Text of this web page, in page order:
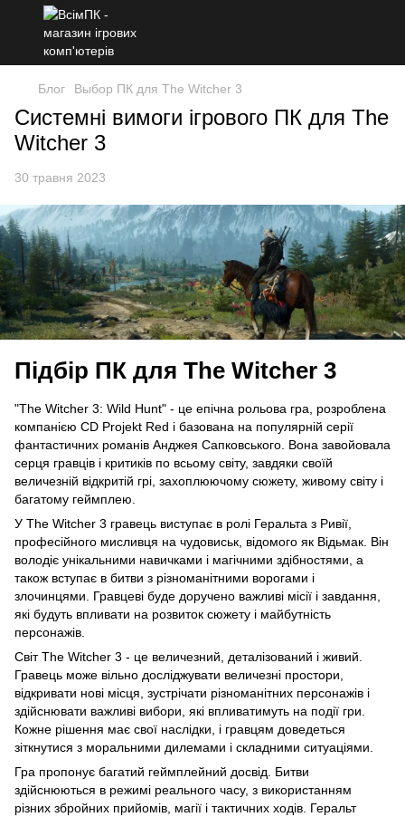
Блог Выбор ПК для The Witcher 3
Системні вимоги ігрового ПК для The
Witcher 3
30 травня 2023
Підбір ПК для The Witcher 3
"The Witcher 3: Wild Hunt" - це епічна рольова гра, розроблена
компанією CD Projekt Red і базована на популярній серії
фантастичних романів Анджея Сапковського. Вона завойовала
серця гравців і критиків по всьому світу, завдяки своїй
величезній відкритій грі, захоплюючому сюжету, живому світу і
багатому геймплею.
У The Witcher 3 гравець виступає в ролі Геральта з Ривії,
професійного мисливця на чудовиськ, відомого як Відьмак. Він
володіє унікальними навичками і магічними здібностями, а
також вступає в битви з різноманітними ворогами і
злочинцями. Гравцеві буде доручено важливі місії і завдання,
які будуть впливати на розвиток сюжету і майбутність
персонажів.
Світ The Witcher 3 - це величезний, деталізований і живий.
Гравець може вільно досліджувати величезні простори,
відкривати нові місця, зустрічати різноманітних персонажів і
здійснювати важливі вибори, які впливатимуть на події гри.
Кожне рішення має свої наслідки, і гравцям доведеться
зіткнутися з моральними дилемами і складними ситуаціями.
Гра пропонує багатий геймплейний досвід. Битви
здійснюються в режимі реального часу, з використанням
різних збройних прийомів, магії і тактичних ходів. Геральт